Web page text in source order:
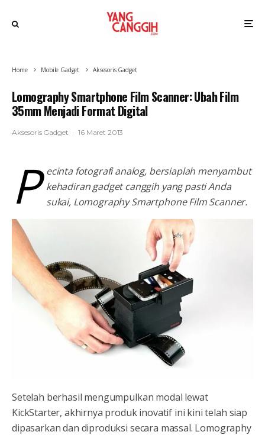
Home Mobile Gadget Aksesoris Gadget
Lomography Smartphone Film Scanner: Ubah Film
35mm Menjadi Format Digital
Aksesoris Gadget · 16 Maret 2013
P ecinta fotografi analog, bersiaplah menyambut
kehadiran gadget canggih yang pasti Anda
sukai, Lomography Smartphone Film Scanner.
Setelah berhasil mengumpulkan modal lewat
KickStarter, akhirnya produk inovatif ini kini telah siap
dipasarkan dan diproduksi secara massal. Lomography